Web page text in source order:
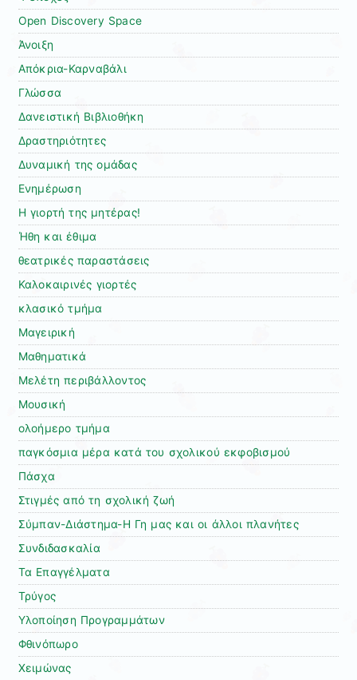
Open Discovery Space
Άνοιξη
Απόκρια-Καρναβάλι
Γλώσσα
Δανειστική Βιβλιοθήκη
Δραστηριότητες
Δυναμική της ομάδας
Ενημέρωση
Η γιορτή της μητέρας!
Ήθη και έθιμα
θεατρικές παραστάσεις
Καλοκαιρινές γιορτές
κλασικό τμήμα
Μαγειρική
Μαθηματικά
Μελέτη περιβάλλοντος
Μουσική
ολοήμερο τμήμα
παγκόσμια μέρα κατά του σχολικού εκφοβισμού
Πάσχα
Στιγμές από τη σχολική ζωή
Σύμπαν-Διάστημα-Η Γη μας και οι άλλοι πλανήτες
Συνδιδασκαλία
Τα Επαγγέλματα
Τρύγος
Υλοποίηση Προγραμμάτων
Φθινόπωρο
Χειμώνας